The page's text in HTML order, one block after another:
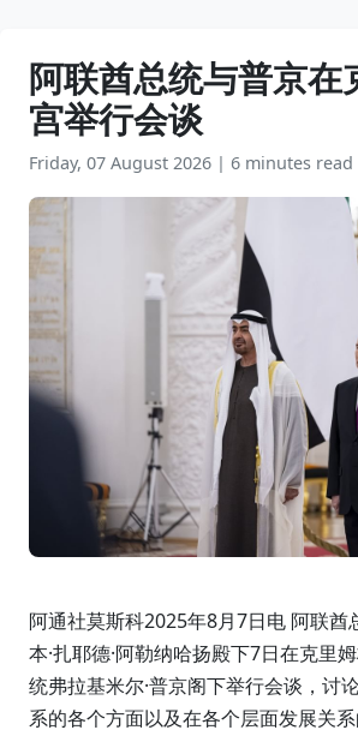
阿联酋总统与普京在
宫举行会谈
Friday, 07 August 2026 | 6 minutes read
阿通社莫斯科2025年8月7日电 阿联酋
本·扎耶德·阿勒纳哈扬殿下7日在克里
统弗拉基米尔·普京阁下举行会谈，讨
系的各个方面以及在各个层面发展关